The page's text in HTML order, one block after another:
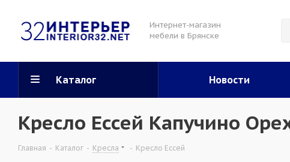
Интернет-магазин
мебели в Брянске
Каталог Новости
Кресло Ессей Капучино
Главная - Каталог - Кресла - Кресло Ессей